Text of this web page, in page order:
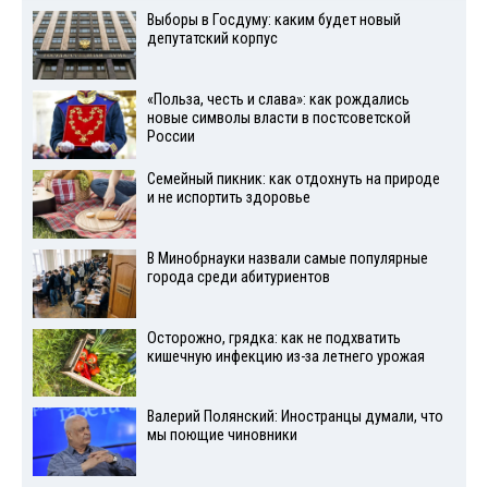
Выборы в Госдуму: каким будет новый
депутатский корпус
«Польза, честь и слава»: как рождались
новые символы власти в постсоветской
России
Семейный пикник: как отдохнуть на природе
и не испортить здоровье
В Минобрнауки назвали самые популярные
города среди абитуриентов
Осторожно, грядка: как не подхватить
кишечную инфекцию из-за летнего урожая
Валерий Полянский: Иностранцы думали, что
мы поющие чиновники